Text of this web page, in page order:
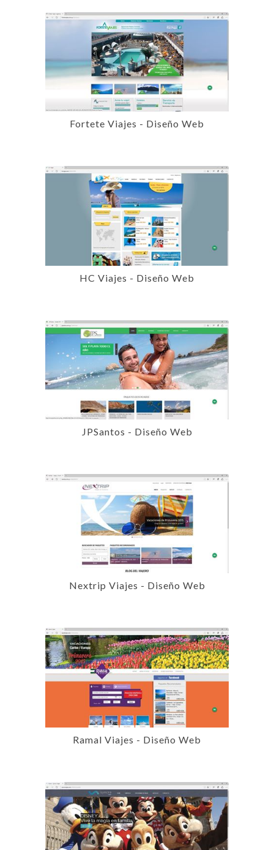
Fortete Viajes - Diseño Web
HC Viajes - Diseño Web
JPSantos - Diseño Web
Nextrip Viajes - Diseño Web
Ramal Viajes - Diseño Web